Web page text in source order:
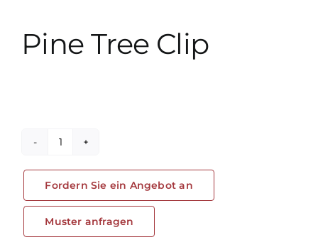
Pine Tree Clip
Tree
Clip
Menge
Fordern Sie ein Angebot an
Muster anfragen